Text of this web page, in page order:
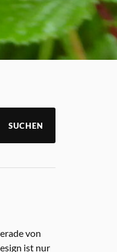
SUCHEN
von
ist nur